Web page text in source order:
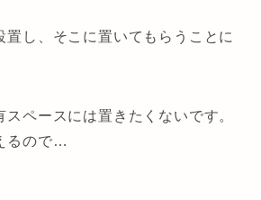
置し、そこに置いてもらうことに
ペースには置きたくないです。
るので…